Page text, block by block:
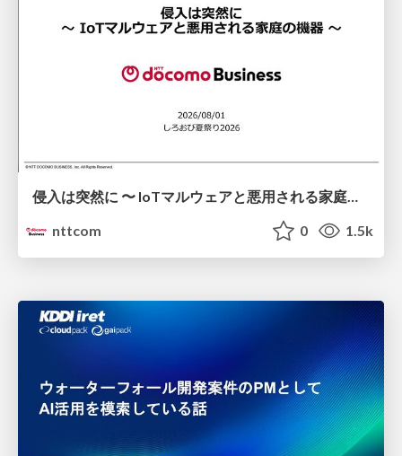
侵入は突然に 〜 IoTマルウェアと悪用される家庭の機器 ～ / When Intrusion Strikes: IoT Malware and the Abuse of Home Devices
nttcom
0 1.5k